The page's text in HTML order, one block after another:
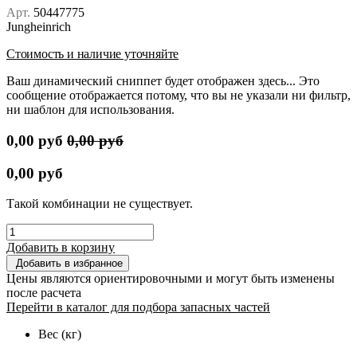
Арт. 50447775
Jungheinrich
Стоимость и наличие уточняйте
Ваш динамический сниппет будет отображен здесь... Это
сообщение отображается потому, что вы не указали ни фильтр,
ни шаблон для использования.
0,00 руб 0,00руб
0,00 руб
Такой комбинации не существует.
Добавить в корзину
Добавить в избранное
Цены являются ориентировочными и могут быть изменены
после расчета
Перейти в каталог для подбора запасных частей
Вес (кг)